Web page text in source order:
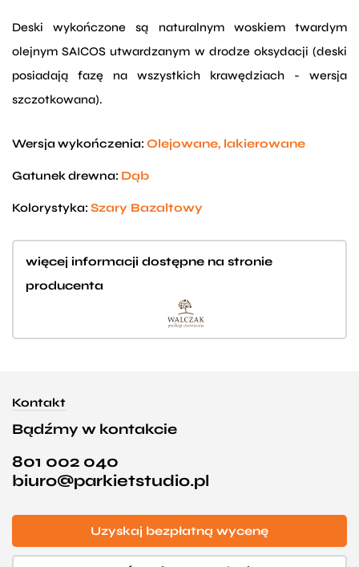
Deski wykończone są naturalnym woskiem twardym
olejnym SAICOS utwardzanym w drodze oksydacji (deski
posiadają fazę na wszystkich krawędziach - wersja
szczotkowana).
Wersja wykończenia: Olejowane, lakierowane
Gatunek drewna: Dąb
Kolorystyka: Szary Bazaltowy
więcej informacji dostępne na stronie
producenta
Kontakt
Bądźmy w kontakcie
801 002 040
biuro@parkietstudio.pl
Uzyskaj bezpłatną wycenę